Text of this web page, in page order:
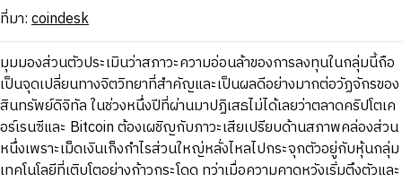
ที่มา:coindesk
มุมมองส่วนตัวประเมินว่าสภาวะความอ่อนล้าของการลงทุนในกลุ่มนี้ถือ
เป็นจุดเปลี่ยนทางจิตวิทยาที่สำคัญและเป็นผลดีอย่างมากต่อวัฏจักรของ
สินทรัพย์ดิจิทัล ในช่วงหนึ่งปีที่ผ่านมาปฏิเสธไม่ได้เลยว่าตลาดคริปโตเค
อร์เรนซีและ Bitcoin ต้องเผชิญกับภาวะเสียเปรียบด้านสภาพคล่องส่วน
หนึ่งเพราะเม็ดเงินเก็งกำไรส่วนใหญ่หลั่งไหลไปกระจุกตัวอยู่กับหุ้นกลุ่ม
เทคโนโลยีที่เติบโตอย่างก้าวกระโดด ทว่าเมื่อความคาดหวังเริ่มตึงตัวและ